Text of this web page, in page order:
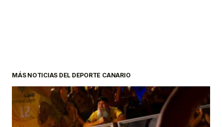
MÁS NOTICIAS DEL DEPORTE CANARIO